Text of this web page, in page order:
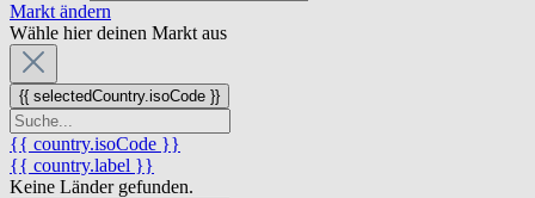
Markt ändern
Wähle hier deinen Markt aus
{{ selectedCountry.isoCode }}
{{ country.isoCode }}
{{ country.label }}
Keine Länder gefunden.